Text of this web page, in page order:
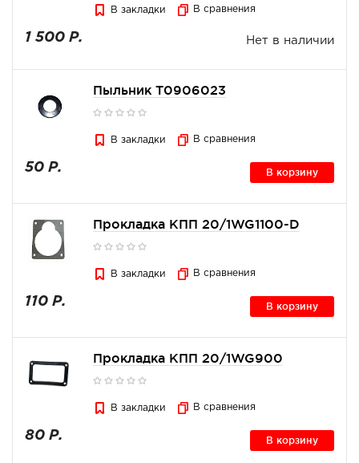
В закладки В сравнения
1 500 Р. Нет в наличии
Пыльник Т0906023
В закладки В сравнения
50 Р. В корзину
Прокладка КПП 20/1WG1100-D
В закладки В сравнения
110 Р. В корзину
Прокладка КПП 20/1WG900
В закладки В сравнения
80 Р. В корзину